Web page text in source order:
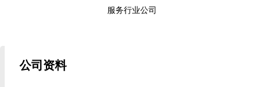
服务行业公司
公司资料